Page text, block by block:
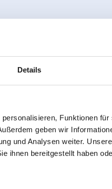
Details
Funktionen
geben wir
und Analysen weiter.
ihnen bereitgestellt haben